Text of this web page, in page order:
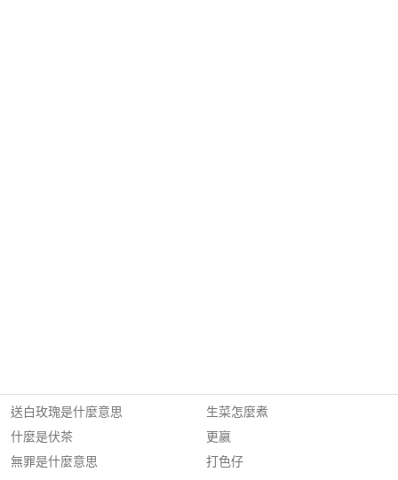
送白玫瑰是什麼意思
什麼是伏茶
無罪是什麼意思
生菜怎麼煮
更嬴
打色仔